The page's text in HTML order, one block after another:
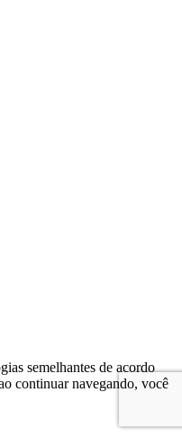
semelhantes de acordo
continuar navegando, você